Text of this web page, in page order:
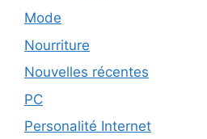
Mode
Nourriture
Nouvelles récentes
PC
Personalité Internet